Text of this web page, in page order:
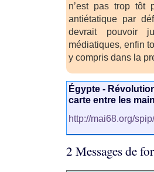
n’est pas trop tôt
antiétatique par
devrait pouvoir
médiatiques, enfin
y compris dans la
Égypte -
carte entre les
http://mai68.org/
2 Messages de